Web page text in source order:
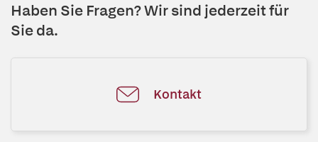
Haben Sie Fragen? Wir sind jederzeit für
Sie da.
Kontakt